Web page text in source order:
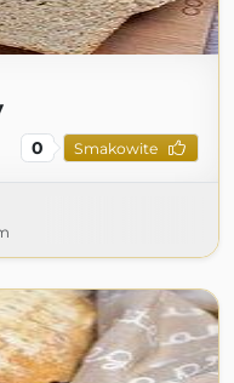
0 Smakowite